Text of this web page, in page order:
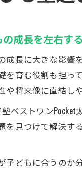
成長を左右す
成長に大きな影響
を育む役割も担っ
将来像に直結し
塾ベストワン
を見つけて解決す
子どもに合うのか